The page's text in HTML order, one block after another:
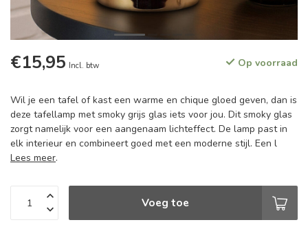
€15,95 Incl. btw Op voorraad
Wil je een tafel of kast een warme en chique gloed geven, dan is
deze tafellamp met smoky grijs glas iets voor jou. Dit smoky glas
zorgt namelijk voor een aangenaam lichteffect. De lamp past in
elk interieur en combineert goed met een moderne stijl. Een l
Lees meer.
Voeg toe